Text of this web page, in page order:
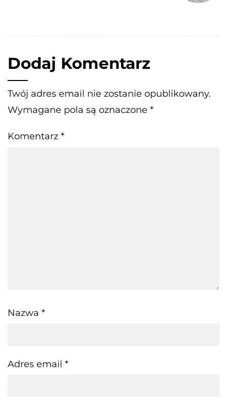
Dodaj Komentarz
Twój adres email nie zostanie opublikowany.
Wymagane pola są oznaczone *
Komentarz *
Nazwa *
Adres email *